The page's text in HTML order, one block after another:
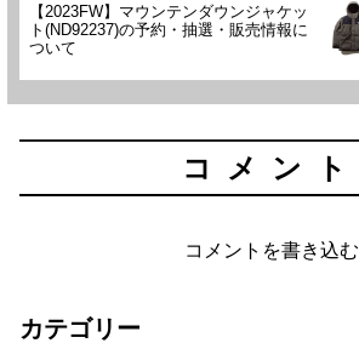
【2023FW】マウンテンダウンジャケッ
ト(ND92237)の予約・抽選・販売情報に
ついて
コメント
コメントを書き込む
カテゴリー